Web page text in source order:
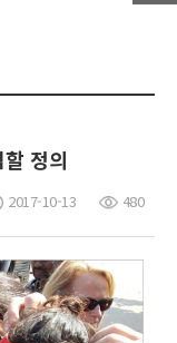
정의
2017-10-13 480